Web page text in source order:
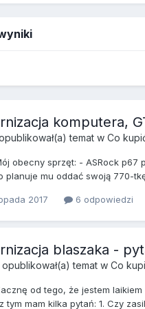
komputera,
temat w Co
obecny sprzęt: - ASRock p67
planuje mu oddać swoją 770-
2017 6 odpowiedzi
blaszaka -
opublikował(a) temat w Co
od tego, że jestem
tym mam kilka pytań: 1. Czy